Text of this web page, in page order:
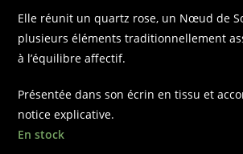
Elle réunit un quartz rose, un Nœud de
plusieurs éléments traditionnellement
à l’équilibre affectif.
Présentée dans son écrin en tissu et
notice explicative.
En stock